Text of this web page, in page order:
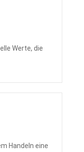
Werte, die
Handeln eine